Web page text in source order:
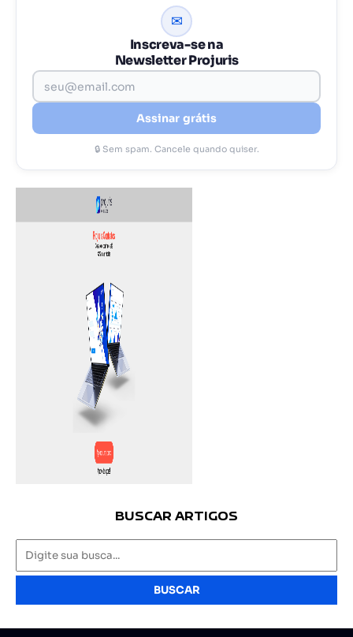
✉
Inscreva-se na
Newsletter Projuris
Assinar grátis
🔒 Sem spam. Cancele quando quiser.
BUSCAR ARTIGOS
BUSCAR